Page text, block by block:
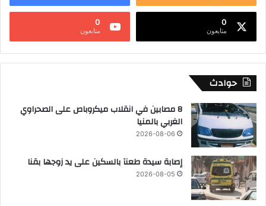
0
متابعون
0
متابعون
حوادث
8 مصابين في انقلاب ميكروباص على الصحراوي
الغربي بالمنيا
2026-08-06
إصابة سيدة طعنآ بالسكين على يد زوجها بقنا
2026-08-05